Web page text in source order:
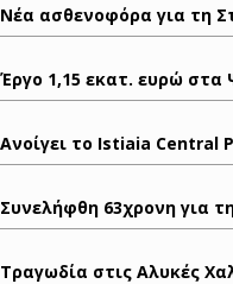
Nέα ασθενοφόρα για τη
Έργο 1,15 εκατ. ευρώ στα
Ανοίγει το Istiaia Central
Συνελήφθη 63χρονη για
Τραγωδία στις Αλυκές